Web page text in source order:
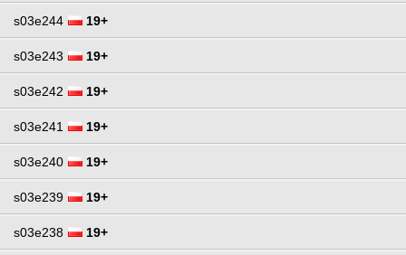
s03e244 19+
s03e243 19+
s03e242 19+
s03e241 19+
s03e240 19+
s03e239 19+
s03e238 19+